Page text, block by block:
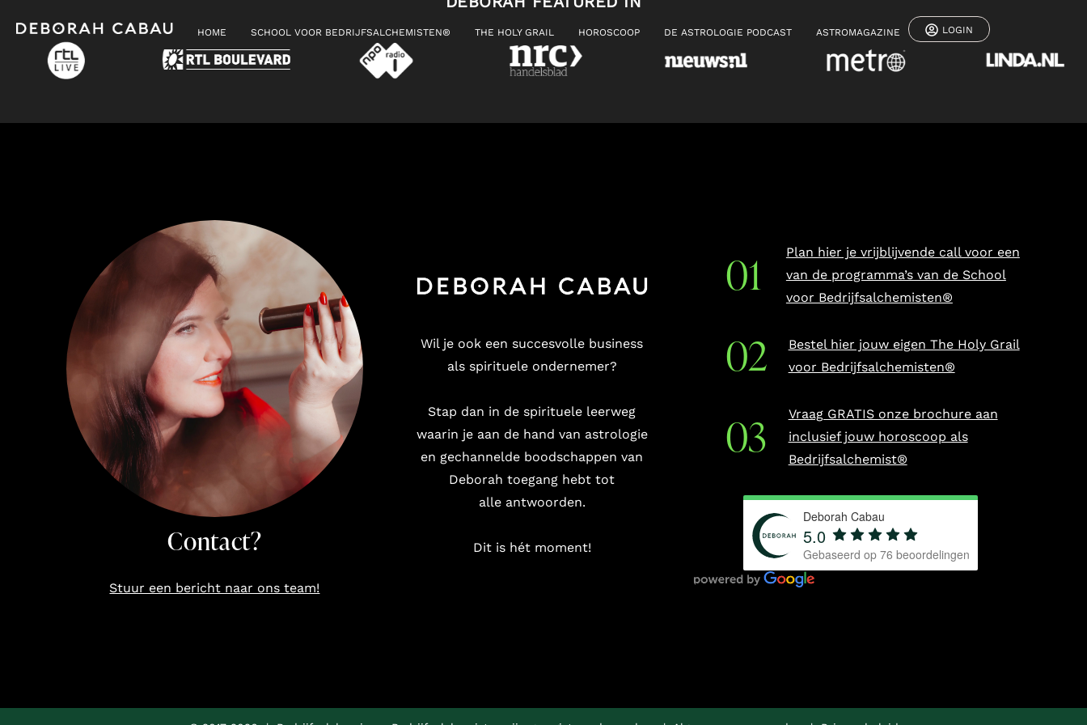
HOME SCHOOL VOOR BEDRIJFSALCHEMISTEN® THE HOLY GRAIL HOROSCOOP DE ASTROLOGIE PODCAST ASTROMAGAZINE LOGIN
Contact?
Stuur een bericht naar ons team!
Wil je ook een succesvolle business
als spirituele ondernemer?
Stap dan in de spirituele leerweg
waarin je aan de hand van astrologie
en gechannelde boodschappen van
Deborah toegang hebt tot
alle antwoorden.
Dit is hét moment!
Plan hier je vrijblijvende call voor een
van de programma’s van de School
voor Bedrijfsalchemisten®
Bestel hier jouw eigen The Holy Grail
voor Bedrijfsalchemisten®
Vraag GRATIS onze brochure aan
inclusief jouw horoscoop als
Bedrijfsalchemist®
Deborah Cabau
5.0
Gebaseerd op76 beoordelingen